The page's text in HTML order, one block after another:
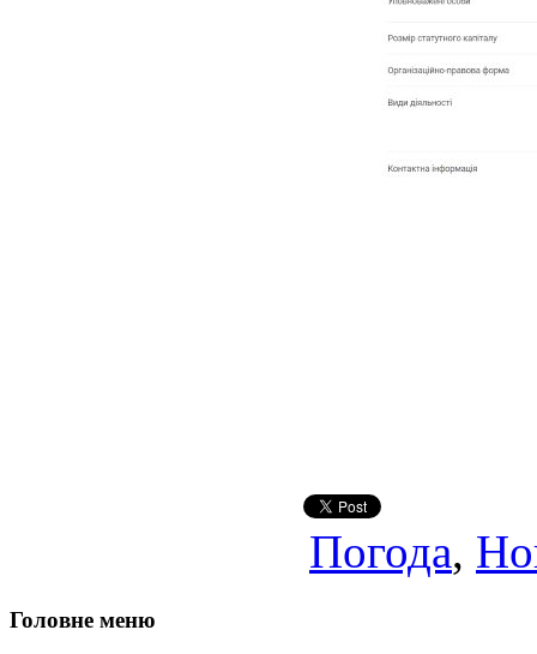
Погода,
Головне меню